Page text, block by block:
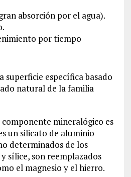
absorción por el agua).
por tiempo
superficie específica basado
natural de la familia
mineralógico es
un silicato de aluminio
determinados de los
sílice, son reemplazados
el magnesio y el hierro.